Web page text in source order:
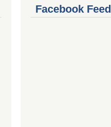
Facebook Feed